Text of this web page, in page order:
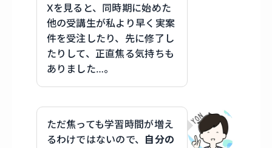
Xを見ると、同時期に始めた
他の受講生が私より早く実案
件を受注したり、先に修了し
たりして、正直焦る気持ちも
ありました…。
ただ焦っても学習時間が増え
るわけではないので、 自分の